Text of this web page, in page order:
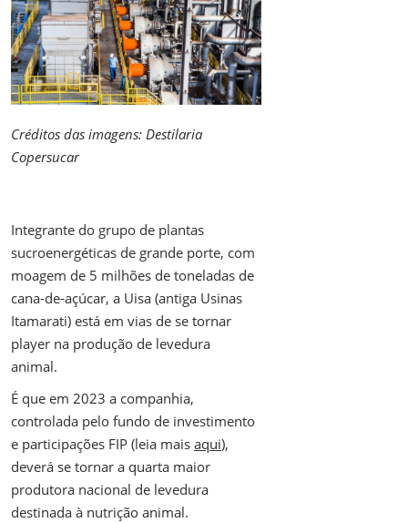
Créditos das imagens: Destilaria
Copersucar
Integrante do grupo de plantas
sucroenergéticas de grande porte, com
moagem de 5 milhões de toneladas de
cana-de-açúcar, a Uisa (antiga Usinas
Itamarati) está em vias de se tornar
player na produção de levedura
animal.
É que em 2023 a companhia,
controlada pelo fundo de investimento
e participações FIP (leia mais aqui),
deverá se tornar a quarta maior
produtora nacional de levedura
destinada à nutrição animal.